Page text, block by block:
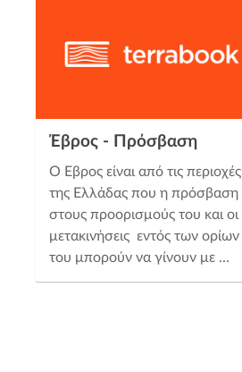
Έβρος - Πρόσβαση
Ο Έβρος είναι από τις περιοχές
της Ελλάδας που η πρόσβαση
στους προορισμούς του και οι
μετακινήσεις εντός των ορίων
του μπορούν να γίνουν με …